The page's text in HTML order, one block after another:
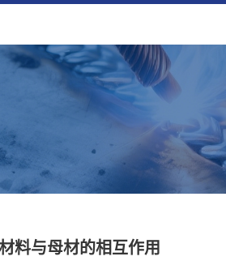
料与母材的相互作用